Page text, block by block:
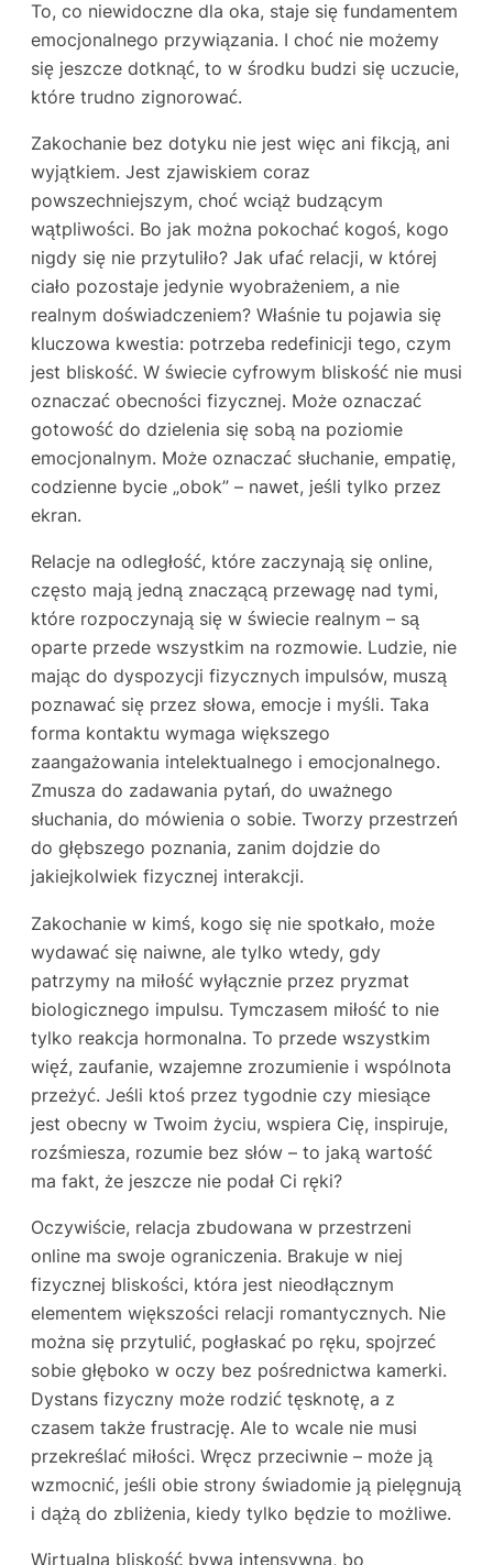
To, co niewidoczne dla oka, staje się fundamentem
emocjonalnego przywiązania. I choć nie możemy
się jeszcze dotknąć, to w środku budzi się uczucie,
które trudno zignorować.
Zakochanie bez dotyku nie jest więc ani fikcją, ani
wyjątkiem. Jest zjawiskiem coraz
powszechniejszym, choć wciąż budzącym
wątpliwości. Bo jak można pokochać kogoś, kogo
nigdy się nie przytuliło? Jak ufać relacji, w której
ciało pozostaje jedynie wyobrażeniem, a nie
realnym doświadczeniem? Właśnie tu pojawia się
kluczowa kwestia: potrzeba redefinicji tego, czym
jest bliskość. W świecie cyfrowym bliskość nie musi
oznaczać obecności fizycznej. Może oznaczać
gotowość do dzielenia się sobą na poziomie
emocjonalnym. Może oznaczać słuchanie, empatię,
codzienne bycie „obok” – nawet, jeśli tylko przez
ekran.
Relacje na odległość, które zaczynają się online,
często mają jedną znaczącą przewagę nad tymi,
które rozpoczynają się w świecie realnym – są
oparte przede wszystkim na rozmowie. Ludzie, nie
mając do dyspozycji fizycznych impulsów, muszą
poznawać się przez słowa, emocje i myśli. Taka
forma kontaktu wymaga większego
zaangażowania intelektualnego i emocjonalnego.
Zmusza do zadawania pytań, do uważnego
słuchania, do mówienia o sobie. Tworzy przestrzeń
do głębszego poznania, zanim dojdzie do
jakiejkolwiek fizycznej interakcji.
Zakochanie w kimś, kogo się nie spotkało, może
wydawać się naiwne, ale tylko wtedy, gdy
patrzymy na miłość wyłącznie przez pryzmat
biologicznego impulsu. Tymczasem miłość to nie
tylko reakcja hormonalna. To przede wszystkim
więź, zaufanie, wzajemne zrozumienie i wspólnota
przeżyć. Jeśli ktoś przez tygodnie czy miesiące
jest obecny w Twoim życiu, wspiera Cię, inspiruje,
rozśmiesza, rozumie bez słów – to jaką wartość
ma fakt, że jeszcze nie podał Ci ręki?
Oczywiście, relacja zbudowana w przestrzeni
online ma swoje ograniczenia. Brakuje w niej
fizycznej bliskości, która jest nieodłącznym
elementem większości relacji romantycznych. Nie
można się przytulić, pogłaskać po ręku, spojrzeć
sobie głęboko w oczy bez pośrednictwa kamerki.
Dystans fizyczny może rodzić tęsknotę, a z
czasem także frustrację. Ale to wcale nie musi
przekreślać miłości. Wręcz przeciwnie – może ją
wzmocnić, jeśli obie strony świadomie ją pielęgnują
i dążą do zbliżenia, kiedy tylko będzie to możliwe.
Wirtualna bliskość bywa intensywna, bo